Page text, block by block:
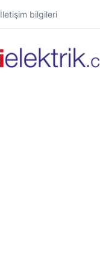
İletişim bilgileri